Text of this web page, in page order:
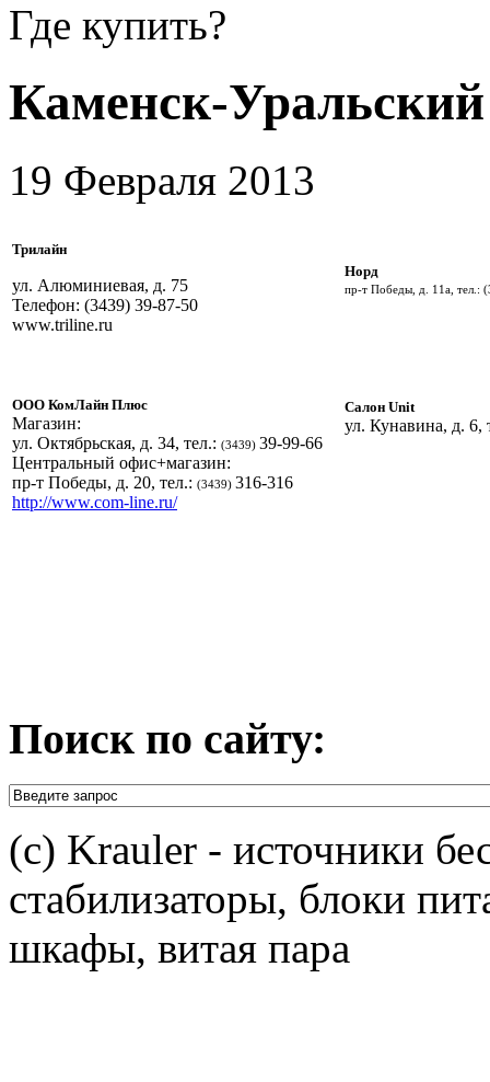
Где купить?
Каменск-Уральский
19 Февраля 2013
Трилайн
ул. Алюминиевая, д. 75
Телефон: (3439) 39-87-50
www.triline.ru
Норд
пр-т Победы, д. 11а, тел.:
ООО КомЛайн Плюс
Магазин:
ул. Октябрьская, д. 34, тел.: (3439) 39-99-66
Центральный офис+магазин:
пр-т Победы, д. 20, тел.: (3439) 316-316
http://www.com-line.ru/
Салон Unit
ул. Кунавина, д. 6,
Поиск по сайту:
(c) Krauler - источники
стабилизаторы, блоки
шкафы, витая пара